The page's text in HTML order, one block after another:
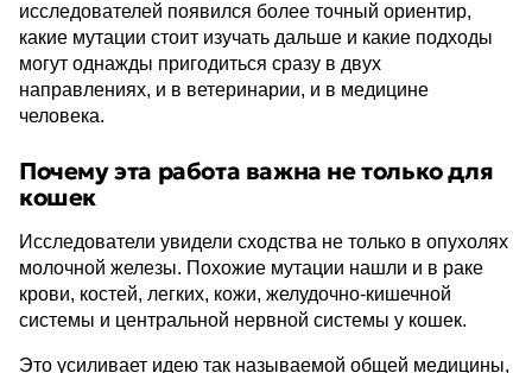
исследователей появился более точный ориентир,
какие мутации стоит изучать дальше и какие подходы
могут однажды пригодиться сразу в двух
направлениях, и в ветеринарии, и в медицине
человека.
Почему эта работа важна не только для
кошек
Исследователи увидели сходства не только в опухолях
молочной железы. Похожие мутации нашли и в раке
крови, костей, легких, кожи, желудочно-кишечной
системы и центральной нервной системы у кошек.
Это усиливает идею так называемой общей медицины,